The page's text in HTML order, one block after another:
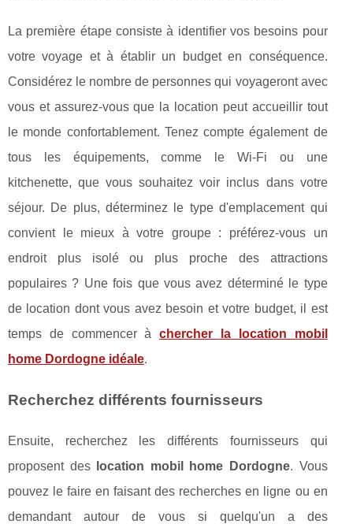
La première étape consiste à identifier vos besoins pour
votre voyage et à établir un budget en conséquence.
Considérez le nombre de personnes qui voyageront avec
vous et assurez-vous que la location peut accueillir tout
le monde confortablement. Tenez compte également de
tous les équipements, comme le Wi-Fi ou une
kitchenette, que vous souhaitez voir inclus dans votre
séjour. De plus, déterminez le type d'emplacement qui
convient le mieux à votre groupe : préférez-vous un
endroit plus isolé ou plus proche des attractions
populaires ? Une fois que vous avez déterminé le type
de location dont vous avez besoin et votre budget, il est
temps de commencer àchercher la location mobil
home Dordogne idéale.
Recherchez différents fournisseurs
Ensuite, recherchez les différents fournisseurs qui
proposent des
location mobil home Dordogne. Vous
pouvez le faire en faisant des recherches en ligne ou en
demandant autour de vous si quelqu'un a des